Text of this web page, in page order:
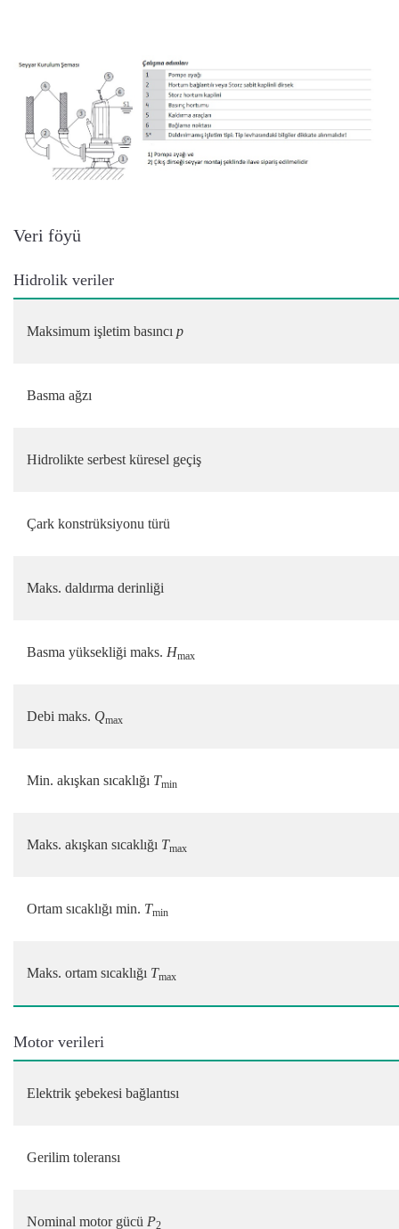
Veri föyü
Hidrolik veriler
Maksimum işletim basıncı p
Basma ağzı
Hidrolikte serbest küresel geçiş
Çark konstrüksiyonu türü
Maks. daldırma derinliği
Basma yüksekliği maks. Hmax
Debi maks. Qmax
Min. akışkan sıcaklığı Tmin
Maks. akışkan sıcaklığı Tmax
Ortam sıcaklığı min. Tmin
Maks. ortam sıcaklığı Tmax
Motor verileri
Elektrik şebekesi bağlantısı
Gerilim toleransı
Nominal motor gücü P2